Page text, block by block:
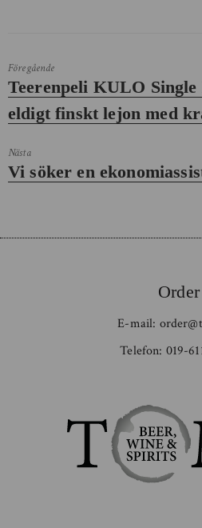
Föregående
Föregående
inlägg:
Teerenpeli KULO
eldigt finskt lejon med
Nästa
Nästa
inlägg:
Vi söker en
Order
E-mail:
Telefon: 019-